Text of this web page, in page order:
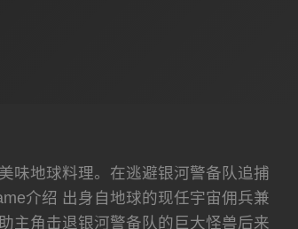
味地球料理。在逃避银河警备队追捕
介绍 出身自地球的现任宇宙佣兵兼
主角击退银河警备队的巨大怪兽后来